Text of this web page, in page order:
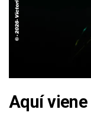
Aquí